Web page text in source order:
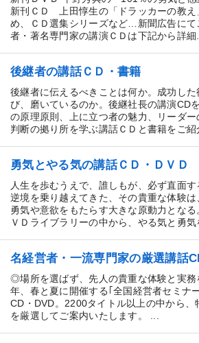
新刊ＣＤ 上田惇生の「ドラッカーの教え
め、ＣＤ選集シリーズなど…新聞広告にて
者・著名専門家の講演ＣＤは下記から詳細
後継者の講話ＣＤ・書籍
後継者に伝えるべきことは何か。成功し
び、磨いているのか。後継社長の講演CD
の原理原則、上に立つ者の魅力、リーダー
判断の拠り所を学ぶ講話ＣＤと書籍をご紹
勇気とやる気の講話ＣＤ・ＤＶＤ
人生を歩むうえで、誰しもが、必ず直面す
逆境を乗り越えてきた、その貴重な体験は
勇気や意欲をもたらす大きな原動力となる
ＶＤライブラリーの中から、やる気と勇気
名経営者・一流専門家の厳選講話
◎場所を選ばず、先人の貴重な体験と実務
年、春と夏に開催する｢全国経営者セミナ
CD・DVD。2200タイトル以上の中から、
を厳選してご案内いたします。 ...